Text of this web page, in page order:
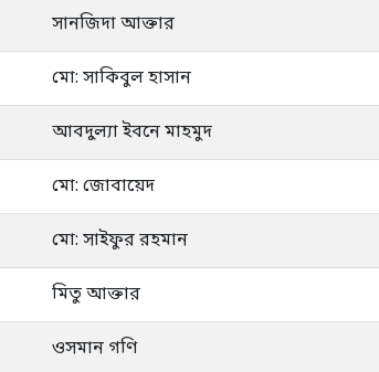
সানজিদা আক্তার
মো: সাকিবুল হাসান
আবদুল্যা ইবনে মাহমুদ
মো: জোবায়েদ
মো: সাইফুর রহমান
মিতু আক্তার
ওসমান গণি